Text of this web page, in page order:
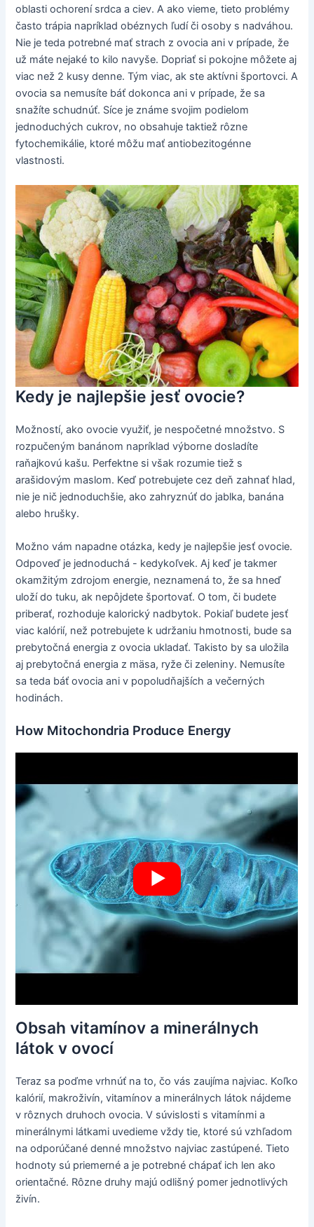
oblasti ochorení srdca a ciev. A ako vieme, tieto problémy
často trápia napríklad obéznych ľudí či osoby s nadváhou.
Nie je teda potrebné mať strach z ovocia ani v prípade, že
už máte nejaké to kilo navyše. Dopriať si pokojne môžete aj
viac než 2 kusy denne. Tým viac, ak ste aktívni športovci. A
ovocia sa nemusíte báť dokonca ani v prípade, že sa
snažíte schudnúť. Síce je známe svojim podielom
jednoduchých cukrov, no obsahuje taktiež rôzne
fytochemikálie, ktoré môžu mať antiobezitogénne
vlastnosti.
Kedy je najlepšie jesť ovocie?
Možností, ako ovocie využiť, je nespočetné množstvo. S
rozpučeným banánom napríklad výborne dosladíte
raňajkovú kašu. Perfektne si však rozumie tiež s
arašidovým maslom. Keď potrebujete cez deň zahnať hlad,
nie je nič jednoduchšie, ako zahryznúť do jablka, banána
alebo hrušky.
Možno vám napadne otázka, kedy je najlepšie jesť ovocie.
Odpoveď je jednoduchá - kedykoľvek. Aj keď je takmer
okamžitým zdrojom energie, neznamená to, že sa hneď
uloží do tuku, ak nepôjdete športovať. O tom, či budete
priberať, rozhoduje kalorický nadbytok. Pokiaľ budete jesť
viac kalórií, než potrebujete k udržaniu hmotnosti, bude sa
prebytočná energia z ovocia ukladať. Takisto by sa uložila
aj prebytočná energia z mäsa, ryže či zeleniny. Nemusíte
sa teda báť ovocia ani v popoludňajších a večerných
hodinách.
How Mitochondria Produce Energy
Obsah vitamínov a minerálnych
látok v ovocí
Teraz sa poďme vrhnúť na to, čo vás zaujíma najviac. Koľko
kalórií, makroživín, vitamínov a minerálnych látok nájdeme
v rôznych druhoch ovocia. V súvislosti s vitamínmi a
minerálnymi látkami uvedieme vždy tie, ktoré sú vzhľadom
na odporúčané denné množstvo najviac zastúpené. Tieto
hodnoty sú priemerné a je potrebné chápať ich len ako
orientačné. Rôzne druhy majú odlišný pomer jednotlivých
živín.